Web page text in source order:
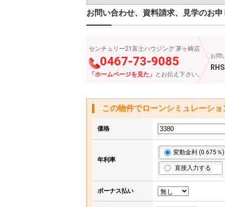
お問い合わせ、資料請求、見学のお
センチュリー21富士ハウジング 茅ヶ崎店
0467-73-9085
「ホームページを見た」 とお伝え下さい。
お問
この物件でローンシミュレーショ
価格
年利率
変動金利 (0.675％)
直接入力する
ボーナス払い